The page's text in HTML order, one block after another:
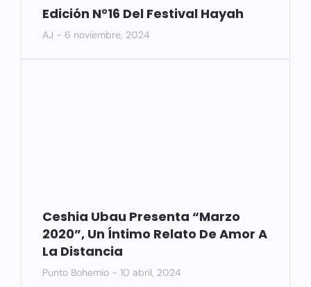
Edición N°16 Del Festival Hayah
AJ 6 noviembre, 2024
Ceshia Ubau Presenta “Marzo
2020”, Un Íntimo Relato De Amor A
La Distancia
Punto Bohemio 10 abril, 2024